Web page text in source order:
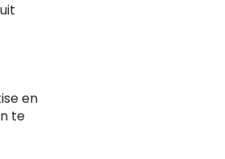
en
te